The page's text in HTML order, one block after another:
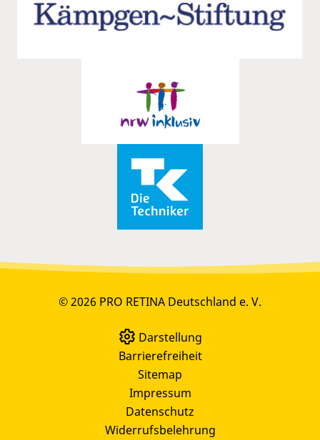
© 2026 PRO RETINA Deutschland e. V.
Darstellung
Barrierefreiheit
Sitemap
Impressum
Datenschutz
Widerrufsbelehrung